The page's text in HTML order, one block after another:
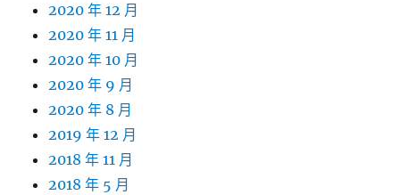
2020 年 12 月
2020 年 11 月
2020 年 10 月
2020 年 9 月
2020 年 8 月
2019 年 12 月
2018 年 11 月
2018 年 5 月